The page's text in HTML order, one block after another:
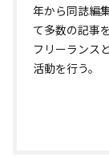
年から同誌編
て多数の記事
フリーランス
活動を行う。